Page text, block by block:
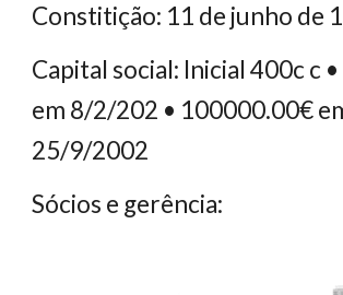
Constitição: 11 de junho de
Capital social: Inicial 400c c
em 8/2/202 • 100000.00€
25/9/2002
Sócios e gerência: